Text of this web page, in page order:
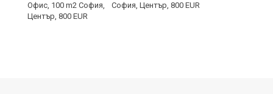
София, Център, 800 EUR